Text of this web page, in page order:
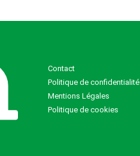
Contact
Politique de confidentialité
Mentions Légales
Politique de cookies